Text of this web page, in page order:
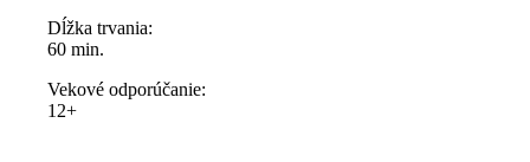
Dĺžka trvania:
60 min.
Vekové odporúčanie:
12+